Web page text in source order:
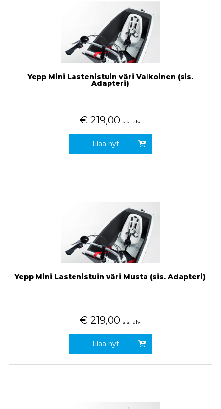
Yepp Mini Lastenistuin väri Valkoinen (sis.
Adapteri)
€ 219,00 sis. alv
Tilaa nyt
Yepp Mini Lastenistuin väri Musta (sis. Adapteri)
€ 219,00 sis. alv
Tilaa nyt